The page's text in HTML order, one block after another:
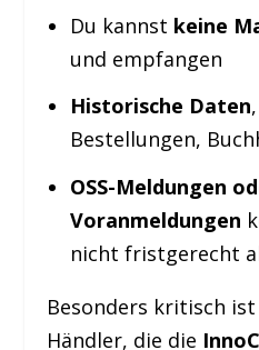
Du kannst keine
und empfangen
Historische Daten
Bestellungen,
OSS-Meldungen
Voranmeldungen
nicht fristgerecht
Besonders kritisch
Händler, die die